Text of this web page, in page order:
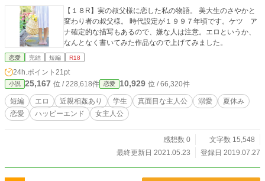
【１８R】実の叔父様に恋した私の物語。 美大生のさやかと
変わり者の叔父様。 時代設定が１９９７年頃です。ケツ ア
ナ確定的な描写もあるので、嫌な人は注意。エロというか、
なんとなく書いてみた作品なので上げてみました。
恋愛 完結 短編 R18
24h.ポイント 21pt
小説 25,167 位 / 228,618件 恋愛 10,929 位 / 66,320件
短編 エロ 近親相姦あり 学生 真面目な主人公 溺愛
夏休み
恋愛
ハッピーエンド 女主人公
感想数 0
文字数 15,548
最終更新日 2021.05.23
登録日 2019.07.27